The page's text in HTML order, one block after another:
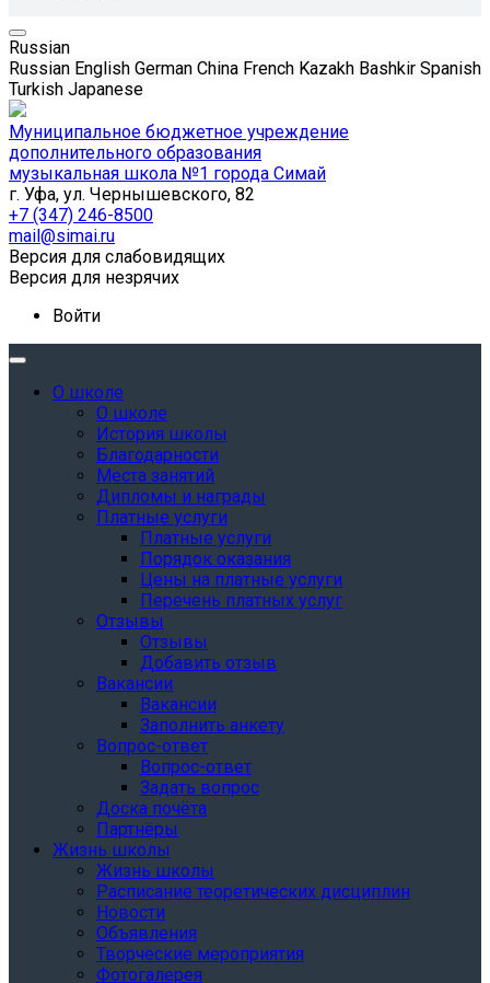
Russian
Russian English German China French Kazakh Bashkir Spanish
Turkish Japanese
Муниципальное бюджетное учреждение
дополнительного образования
музыкальная школа №1 города Симай
г. Уфа, ул. Чернышевского, 82
+7 (347) 246-8500
mail@simai.ru
Версия для слабовидящих
Версия для незрячих
Войти
О школе
О школе
История школы
Благодарности
Места занятий
Дипломы и награды
Платные услуги
Платные услуги
Порядок оказания
Цены на платные услуги
Перечень платных услуг
Отзывы
Отзывы
Добавить отзыв
Вакансии
Вакансии
Заполнить анкету
Вопрос-ответ
Вопрос-ответ
Задать вопрос
Доска почёта
Партнёры
Жизнь школы
Жизнь школы
Расписание теоретических дисциплин
Новости
Объявления
Творческие мероприятия
Фотогалерея